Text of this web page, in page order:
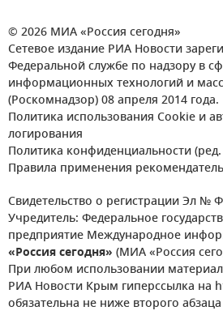
© 2026 МИА «Россия сегодня»
Сетевое издание РИА Новости
Федеральной службе по надзору в
информационных технологий и
(Роскомнадзор) 08 апреля 2014 года.
Политика использования Cookie и
логирования
Политика конфиденциальности (ред.
Правила применения
Свидетельство о регистрации Эл №
Учредитель: Федеральное
предприятие Международное
«Россия сегодня» (МИА «Россия
При любом использовании
РИА Новости Крым гиперссылка на
обязательна не ниже второго абзаца